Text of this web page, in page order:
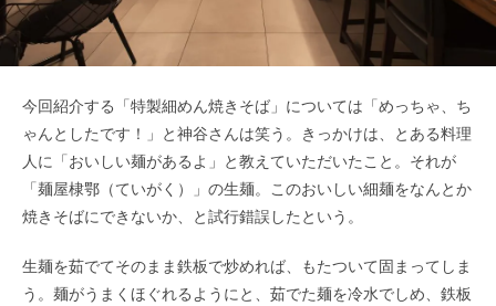
今回紹介する「特製細めん焼きそば」については「めっちゃ、ち
ゃんとしたです！」と神谷さんは笑う。きっかけは、とある料理
人に「おいしい麺があるよ」と教えていただいたこと。それが
「麺屋棣鄂（ていがく）」の生麺。このおいしい細麺をなんとか
焼きそばにできないか、と試行錯誤したという。
生麺を茹でてそのまま鉄板で炒めれば、もたついて固まってしま
う。麺がうまくほぐれるようにと、茹でた麺を冷水でしめ、鉄板